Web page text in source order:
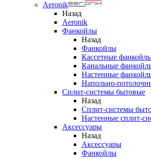
Aeronik
Назад
Aeronik
Фанкойлы
Назад
Фанкойлы
Кассетные
Канальные
Настенные
Напольно-
Сплит-системы бытовые
Назад
Сплит-системы
Настенные сплит-
Аксессуары
Назад
Аксессуары
Фанкойлы